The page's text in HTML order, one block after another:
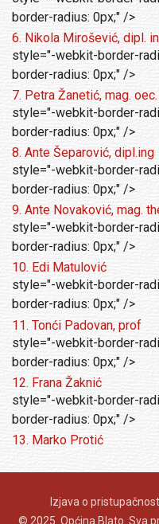
border-radius: 0px;" />
6. Nikola Mirošević, dipl.
style="-webkit-border-
border-radius: 0px;" />
7. Petra Žanetić, mag. oec.
style="-webkit-border-
border-radius: 0px;" />
8. Ante Šeparović, dipl.ing
style="-webkit-border-
border-radius: 0px;" />
9. Ante Novaković, mag.
style="-webkit-border-
border-radius: 0px;" />
10. Edi Matulović
style="-webkit-border-
border-radius: 0px;" />
11. Tonći Padovan, prof
style="-webkit-border-
border-radius: 0px;" />
12. Frana Žaknić
style="-webkit-border-
border-radius: 0px;" />
13. Marko Protić
Izjava o
© 2025. Općina Blato. Sva